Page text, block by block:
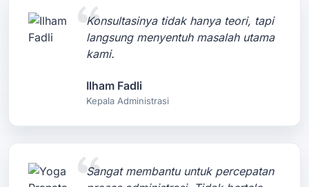
Konsultasinya tidak hanya teori, tapi
langsung menyentuh masalah utama
kami.
Ilham Fadli
Kepala Administrasi
Sangat membantu untuk percepatan